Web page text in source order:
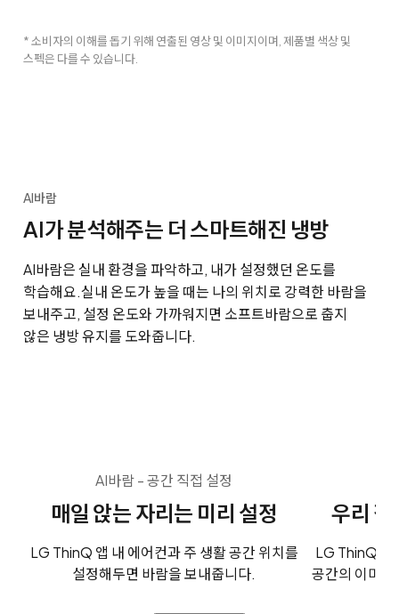
* 소비자의 이해를 돕기 위해 연출된 영상 및 이미지이며, 제품별 색상 및
스펙은 다를 수 있습니다.
AI바람
AI가 분석해주는 더 스마트해진 냉방
AI바람은 실내 환경을 파악하고, 내가 설정했던 온도를
학습해요.실내 온도가 높을 때는 나의 위치로 강력한 바람을
보내주고, 설정 온도와 가까워지면 소프트바람으로 춥지
않은 냉방 유지를 도와줍니다.
AI바람 - 공간 직접 설정
매일 앉는 자리는 미리 설정
LG ThinQ 앱 내 에어컨과 주 생활 공간 위치를
설정해두면 바람을 보내줍니다.
우리 집
LG ThinQ 앱
공간의 이미